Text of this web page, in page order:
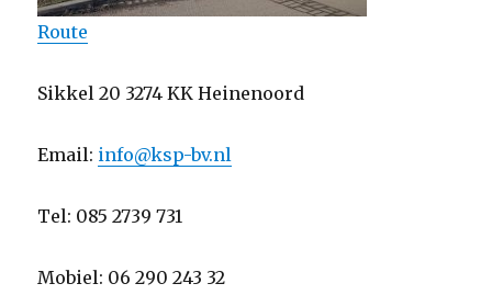
Route
Sikkel 20 3274 KK Heinenoord
Email: info@ksp-bv.nl
Tel: 085 2739 731
Mobiel: 06 290 243 32